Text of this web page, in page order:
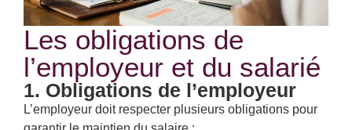
Les obligations de
l’employeur et du salarié
1. Obligations de l’employeur
L’employeur doit respecter plusieurs obligations pour